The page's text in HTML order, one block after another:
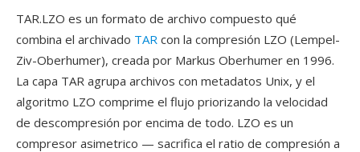
TAR.LZO es un formato de archivo compuesto qué
combina el archivado TAR con la compresión LZO (Lempel-
Ziv-Oberhumer), creada por Markus Oberhumer en 1996.
La capa TAR agrupa archivos con metadatos Unix, y el
algoritmo LZO comprime el flujo priorizando la velocidad
de descompresión por encima de todo. LZO es un
compresor asimetrico — sacrifica el ratio de compresión a